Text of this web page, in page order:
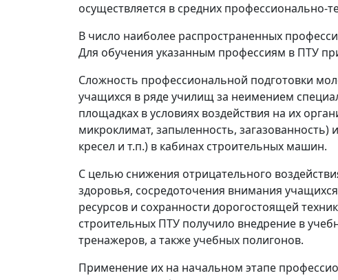
осуществляется в средних профессионально-
В число наиболее распространенных
Для обучения указанным профессиям в ПТУ
Сложность профессиональной подготовки
учащихся в ряде училищ за неимением
площадках в условиях воздействия на их
микроклимат, запыленность,
кресел и т.п.) в кабинах строительных машин.
С целью снижения отрицательного
здоровья, сосредоточения внимания
ресурсов и сохранности дорогостоящей
строительных ПТУ получило внедрение в
тренажеров, а также учебных полигонов.
Применение их на начальном этапе